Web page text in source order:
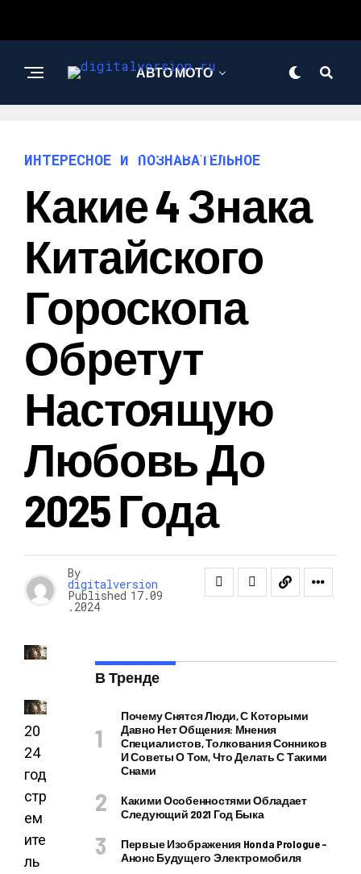
АВТО МОТО
ПОЗНАВАТЕЛЬНОЕ
ИНТЕРЕСНОЕ И ПОЗНАВАТЕЛЬНОЕ
Какие 4 Знака
Китайского
Гороскопа
Обретут
Настоящую
Любовь До
2025 Года
By
digitalversion
Published 17.09
.2024
20
24
год
стр
ем
ите
ль
В Тренде
Почему Снятся Люди, С Которыми
Давно Нет Общения: Мнения
Специалистов, Толкования Сонников
И Советы О Том, Что Делать С Такими
Снами
Какими Особенностями Обладает
Следующий 2021 Год Быка
Первые Изображения Honda Prologue –
Анонс Будущего Электромобиля